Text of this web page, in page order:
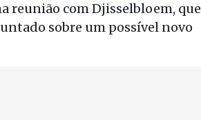
reunião com Djisselbloem, que
sobre um possível novo